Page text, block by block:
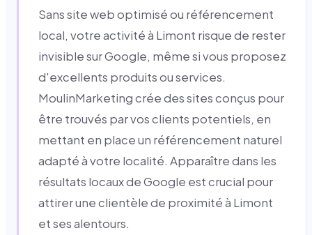
Sans site web optimisé ou référencement
local, votre activité à Limont risque de rester
invisible sur Google, même si vous proposez
d'excellents produits ou services.
MoulinMarketing crée des sites conçus pour
être trouvés par vos clients potentiels, en
mettant en place un référencement naturel
adapté à votre localité. Apparaître dans les
résultats locaux de Google est crucial pour
attirer une clientèle de proximité à Limont
et ses alentours.